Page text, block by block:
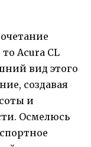
Acura CL
вид этого
создавая
и
Осмелюсь